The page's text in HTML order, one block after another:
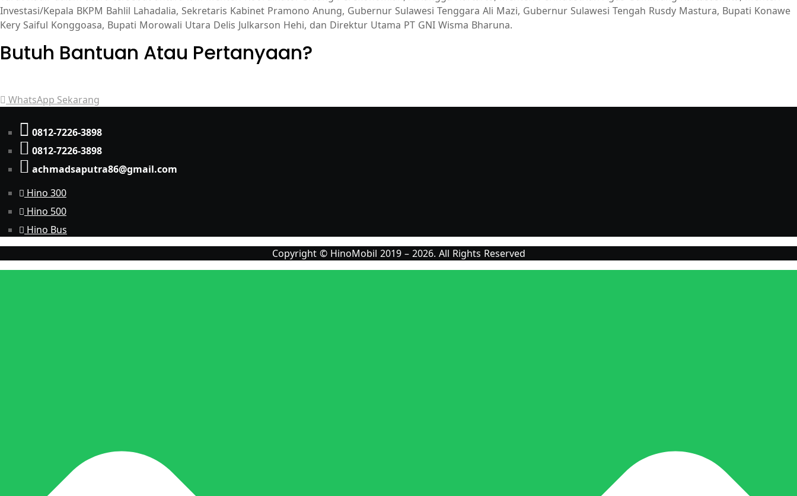
Investasi/Kepala BKPM Bahlil Lahadalia, Sekretaris Kabinet Pramono Anung, Gubernur Sulawesi Tenggara Ali Mazi, Gubernur Sulawesi Tengah Rusdy Mastura, Bupati Konawe
Kery Saiful Konggoasa, Bupati Morowali Utara Delis Julkarson Hehi, dan Direktur Utama PT GNI Wisma Bharuna.
Butuh Bantuan Atau Pertanyaan?
WhatsApp Sekarang
0812-7226-3898
0812-7226-3898
achmadsaputra86@gmail.com
Hino 300
Hino 500
Hino Bus
Copyright © HinoMobil 2019 – 2026. All Rights Reserved